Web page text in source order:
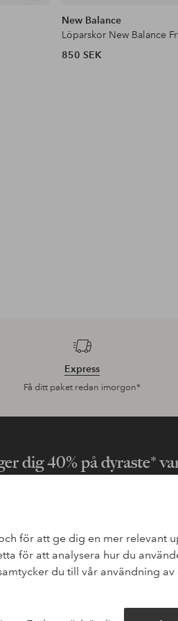
för att ge dig en mer relevant
för att analysera hur du
du till vår användning av
New Balance
Löparskor New Balance
850 SEK
Express
Få ditt paket redan imorgon*
dig 40% på dyraste*